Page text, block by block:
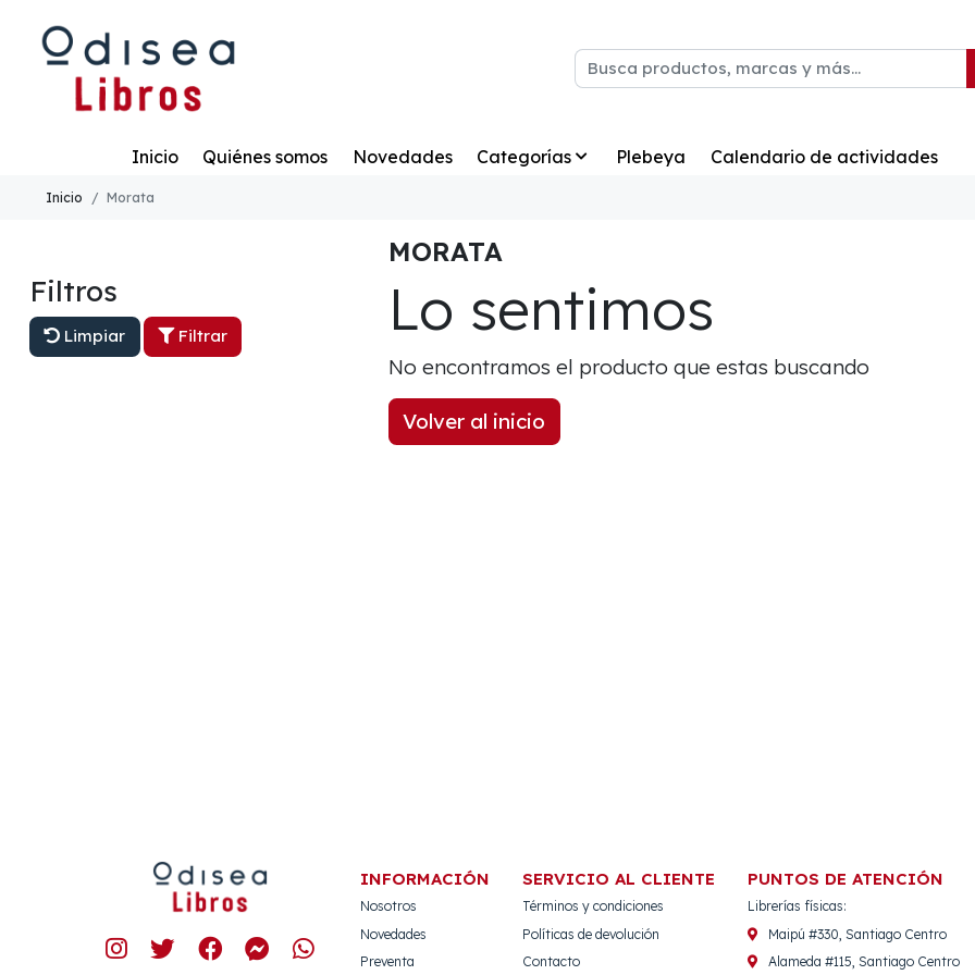
Inicio Quiénes somos Novedades Categorías Plebeya Calendario de actividades
Inicio Morata
MORATA
Filtros
Limpiar Filtrar Lo sentimos
No encontramos el producto que estas buscando
Volver al inicio
INFORMACIÓN
Nosotros
Novedades
Preventa
SERVICIO AL CLIENTE
Términos y condiciones
Políticas de devolución
Contacto
PUNTOS DE ATENCIÓN
Librerías físicas:
Maipú #330, Santiago Centro
Alameda #115, Santiago Centro